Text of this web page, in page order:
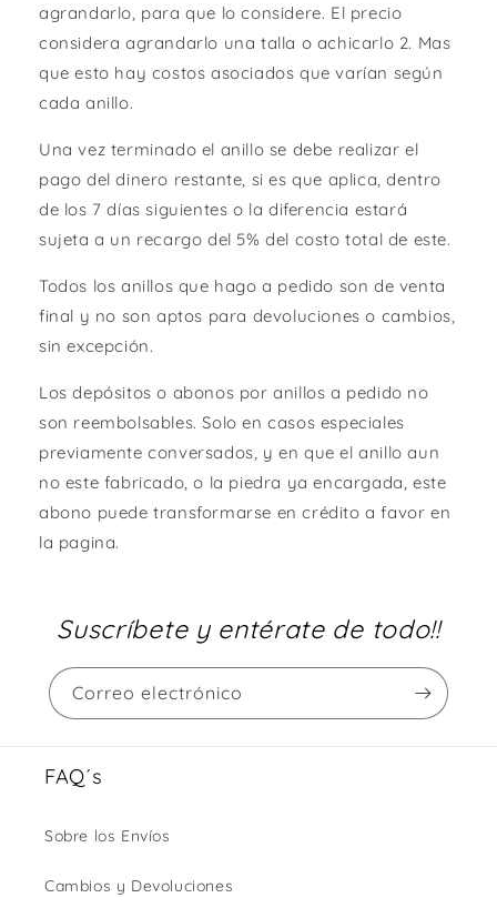
agrandarlo, para que lo considere. El precio
considera agrandarlo una talla o achicarlo 2. Mas
que esto hay costos asociados que varían según
cada anillo.
Una vez terminado el anillo se debe realizar el
pago del dinero restante, si es que aplica, dentro
de los 7 días siguientes o la diferencia estará
sujeta a un recargo del 5% del costo total de este.
Todos los anillos que hago a pedido son de venta
final y no son aptos para devoluciones o cambios,
sin excepción.
Los depósitos o abonos por anillos a pedido no
son reembolsables. Solo en casos especiales
previamente conversados, y en que el anillo aun
no este fabricado, o la piedra ya encargada, este
abono puede transformarse en crédito a favor en
la pagina.
Suscríbete y entérate de todo!!
Correo electrónico
FAQ´s
Sobre los Envíos
Cambios y Devoluciones